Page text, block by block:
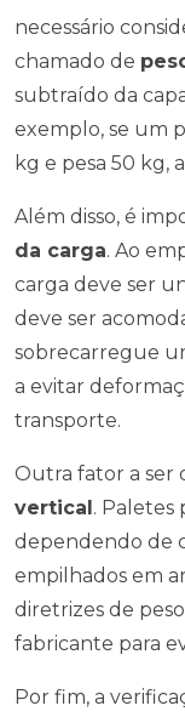
necessário
chamado de
subtraído da
exemplo, se um
kg e pesa 50 kg,
Além disso, é
da carga. Ao
carga deve ser
deve ser
sobrecarregue
a evitar
transporte.
Outra fator a ser
vertical. Paletes
dependendo de
empilhados em
diretrizes de
fabricante para
Por fim, a